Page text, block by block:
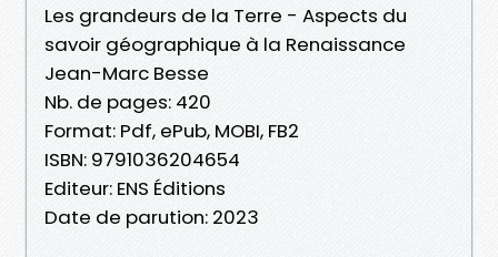
Les grandeurs de la Terre - Aspects du
savoir géographique à la Renaissance
Jean-Marc Besse
Nb. de pages: 420
Format: Pdf, ePub, MOBI, FB2
ISBN: 9791036204654
Editeur: ENS Éditions
Date de parution: 2023